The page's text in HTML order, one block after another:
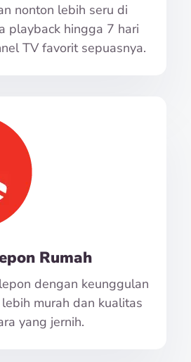
nonton lebih seru di
playback hingga 7 hari
TV favorit sepuasnya.
Rumah
dengan keunggulan
murah dan kualitas
yang jernih.